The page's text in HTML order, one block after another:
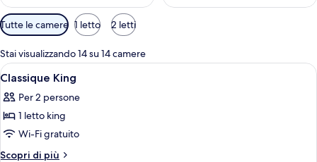
Filtri
disponibili
per
le
camere
Tutte le camere 1 letto 2 letti
Stai visualizzando 14 su 14 camere
Apri
tutte
le
foto
per
Classique
Biancheria da letto di alta qualità,
1
Classique King
Per 2 persone
1 letto king
Wi-Fi gratuito
Scopri di più
Altri